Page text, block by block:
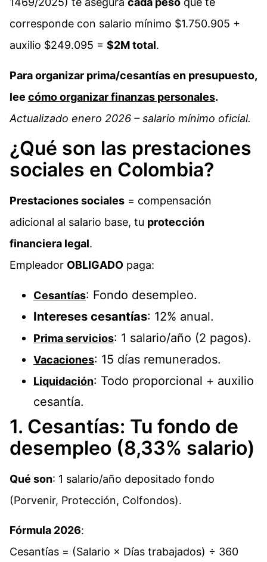
corresponde con salario mínimo $1.750.905 +
auxilio $249.095 = $2M total.​
Para organizar prima/cesantías en presupuesto,
lee cómo organizar finanzas personales.
Actualizado enero 2026 – salario mínimo oficial.
¿Qué son las prestaciones
sociales en Colombia?
Prestaciones sociales = compensación
adicional al salario base, tu protección
financiera legal.
Empleador OBLIGADO paga:
Cesantías: Fondo desempleo.
Intereses cesantías: 12% anual.
Prima servicios: 1 salario/año (2 pagos).​
Vacaciones: 15 días remunerados.
Liquidación: Todo proporcional + auxilio
cesantía.
1. Cesantías: Tu fondo de
desempleo (8,33% salario)
Qué son: 1 salario/año depositado fondo
(Porvenir, Protección, Colfondos).​
Fórmula 2026:
Cesantías = (Salario × Días trabajados) ÷ 360